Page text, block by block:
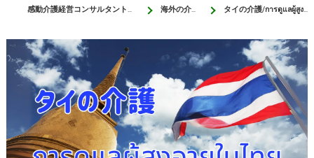
感動介護経営コンサルタントのエイジング・サポート 海外の介護サポート タイの介護/การดูแลผู้สูงอายุในประเทศไทย